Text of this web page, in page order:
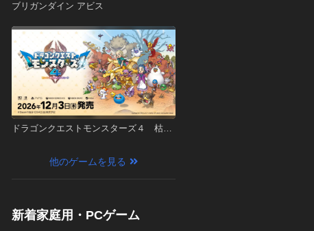
ブリガンダイン アビス
ドラゴンクエストモンスターズ４ 枯れ
他のゲームを見る
新着家庭用・PCゲーム